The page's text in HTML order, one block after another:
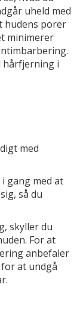
uheld med
hudens porer
minimerer
hårfjerning i
med
gang med at
så du
skyller du
For at
anbefaler
at undgå